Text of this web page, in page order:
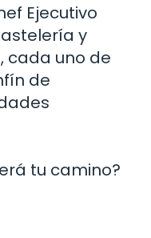
Ejecutivo
y
cada uno de
de
tu camino?